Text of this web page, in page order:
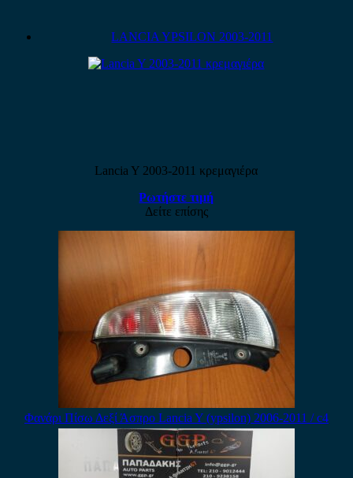
LANCIA YPSILON 2003-2011
Lancia Y 2003-2011 κρεμαγιέρα
Ρωτήστε τιμή
Δείτε επίσης
Φανάρι Πίσω Δεξί Άσπρο Lancia Y (ypsilon) 2006-2011 / c4